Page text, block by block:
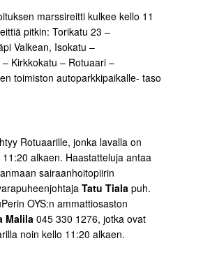
marssireitti kulkee kello 11
pitkin: Torikatu 23 –
Valkean, Isokatu –
Kirkkokatu – Rotuaari –
toimiston autoparkkipaikalle- taso
Rotuaarille, jonka lavalla on
alkaen. Haastatteluja antaa
sairaanhoitopiirin
Tatu Tiala puh.
OYS:n ammattiosaston
Malila 045 330 1276, jotka ovat
noin kello 11:20 alkaen.